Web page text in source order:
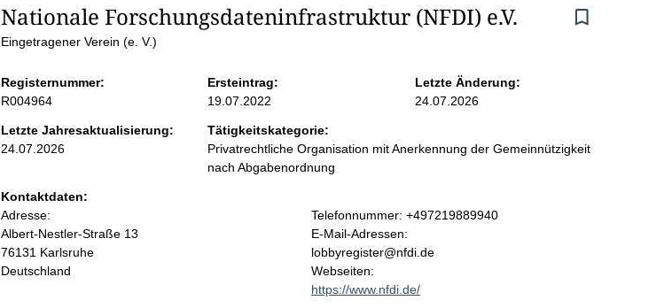
S
i
t
e
n
i
Nationale Forschungsdateninfrastruktur (NFDI) e.V.
Eingetragener Verein (e. V.)
Registernummer:
R004964
Ersteintrag:
19.07.2022
Letzte Änderung:
24.07.2026
Letzte Jahresaktualisierung:
24.07.2026
Tätigkeitskategorie:
Privatrechtliche Organisation mit Anerkennung der Gemeinnützigkeit
nach Abgabenordnung
Kontaktdaten:
Adresse:
Albert-Nestler-Straße 13
76131 Karlsruhe
Deutschland
K
o
n
t
a
Telefonnummer: +497219889940
E-Mail-Adressen:
lobbyregister@nfdi.de
Webseiten:
https://www.nfdi.de/